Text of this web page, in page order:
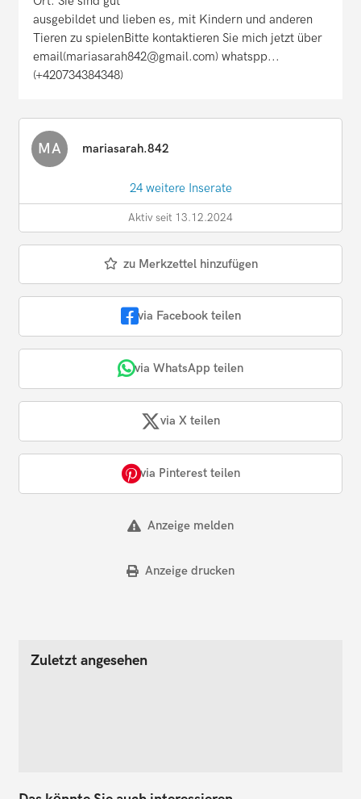
ausgebildet und lieben es, mit Kindern und anderen
Tieren zu spielenBitte kontaktieren Sie mich jetzt über
email(mariasarah842@gmail.com) whatspp...
(+420734384348)
MA mariasarah.842
24 weitere Inserate
Aktiv seit 13.12.2024
zu Merkzettel hinzufügen
via Facebook teilen
via WhatsApp teilen
via X teilen
via Pinterest teilen
Anzeige melden
Anzeige drucken
Zuletzt angesehen